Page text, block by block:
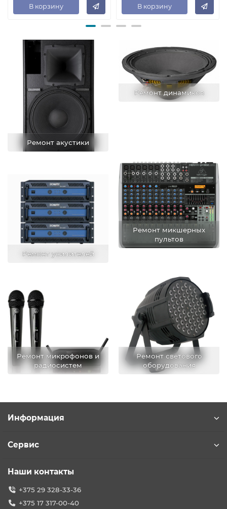
В корзину В корзину
Ремонт акустики
Ремонт динамиков
Ремонт усилителей
Ремонт микшерных
пультов
Ремонт микрофонов и
радиосистем
Ремонт светового
оборудования
Информация
Сервис
Наши контакты
+375 29 328-33-36
+375 17 317-00-40